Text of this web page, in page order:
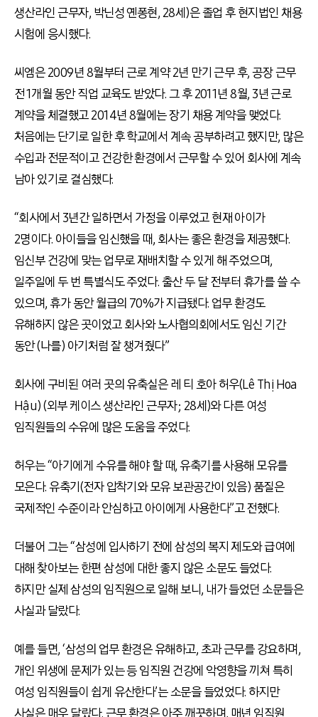
생산라인 근무자, 박닌성 옌퐁현, 28세)은 졸업 후 현지법인 채용
시험에 응시했다.
씨엠은 2009년 8월부터 근로 계약 2년 만기 근무 후, 공장 근무
전 1개월 동안 직업 교육도 받았다. 그 후 2011년 8월, 3년 근로
계약을 체결했고 2014년 8월에는 장기 채용 계약을 맺었다.
처음에는 단기로 일한 후 학교에서 계속 공부하려고 했지만, 많은
수입과 전문적이고 건강한 환경에서 근무할 수 있어 회사에 계속
남아 있기로 결심했다.
“회사에서 3년간 일하면서 가정을 이루었고 현재 아이가
2명이다. 아이들을 임신했을 때, 회사는 좋은 환경을 제공했다.
임신부 건강에 맞는 업무로 재배치할 수 있게 해 주었으며,
일주일에 두 번 특별식도 주었다. 출산 두 달 전부터 휴가를 쓸 수
있으며, 휴가 동안 월급의 70%가 지급됐다. 업무 환경도
유해하지 않은 곳이었고 회사와 노사협의회에서도 임신 기간
동안 (나를) 아기처럼 잘 챙겨줬다”
회사에 구비된 여러 곳의 유축실은 레 티 호아 허우(Lê Thị Hoa
Hậu) (외부 케이스 생산라인 근무자; 28세)와 다른 여성
임직원들의 수유에 많은 도움을 주었다.
허우는 “아기에게 수유를 해야 할 때, 유축기를 사용해 모유를
모은다. 유축기(전자 압착기와 모유 보관공간이 있음) 품질은
국제적인 수준이라 안심하고 아이에게 사용한다”고 전했다.
더불어 그는 “삼성에 입사하기 전에 삼성의 복지 제도와 급여에
대해 찾아보는 한편 삼성에 대한 좋지 않은 소문도 들었다.
하지만 실제 삼성의 임직원으로 일해 보니, 내가 들었던 소문들은
사실과 달랐다.
예를 들면, ‘삼성의 업무 환경은 유해하고, 초과 근무를 강요하며,
개인 위생에 문제가 있는 등 임직원 건강에 악영향을 끼쳐 특히
여성 임직원들이 쉽게 유산한다’는 소문을 들었었다. 하지만
사실은 매우 달랐다. 근무 환경은 아주 깨끗하며, 매년 임직원